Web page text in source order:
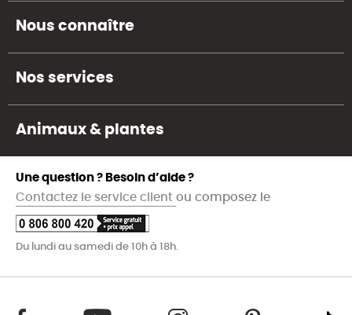
Nous connaître
Nos services
Animaux & plantes
Une question ? Besoin d’aide ?
Contactez le service client ou composez le
Du lundi au samedi de 10h à 18h.